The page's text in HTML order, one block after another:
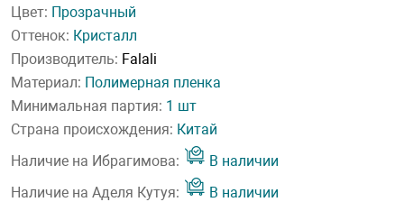
Цвет: Прозрачный
Оттенок: Кристалл
Производитель: Falali
Материал: Полимерная пленка
Минимальная партия: 1 шт
Страна происхождения: Китай
Наличие на Ибрагимова:
В наличии
Наличие на Аделя Кутуя:
В наличии